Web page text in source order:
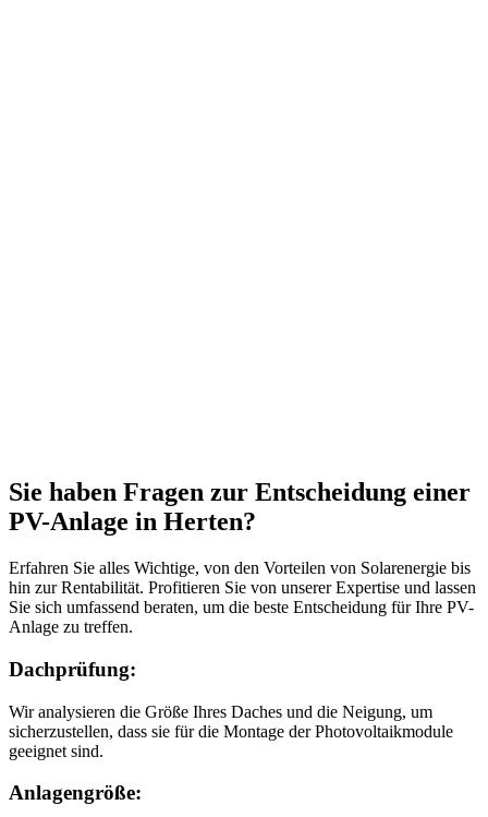
Sie haben Fragen zur Entscheidung einer
PV-Anlage in Herten?
Erfahren Sie alles Wichtige, von den Vorteilen von Solarenergie bis
hin zur Rentabilität. Profitieren Sie von unserer Expertise und lassen
Sie sich umfassend beraten, um die beste Entscheidung für Ihre PV-
Anlage zu treffen.
Dachprüfung:
Wir analysieren die Größe Ihres Daches und die Neigung, um
sicherzustellen, dass sie für die Montage der Photovoltaikmodule
geeignet sind.
Anlagengröße: